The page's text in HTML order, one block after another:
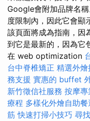
Google會附加品牌名
度限制內，因此它會顯
該頁面將成為指南，因
到它是最新的，因為它
在 web optimization
台中脊椎矯正 精選外
務支援 實惠的 buffet
新竹徵信社服務 按摩專
療程 多樣化外燴自助餐
筋 快速打掃小技巧 尋